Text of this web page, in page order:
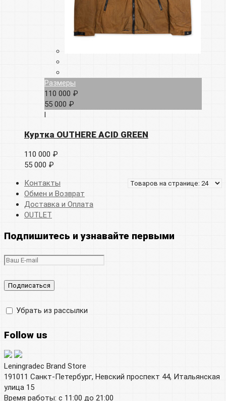
Размеры
110 000 ₽
55 000 ₽
Куртка OUTHERE ACID GREEN
110 000 ₽
55 000 ₽
Контакты
Обмен и Возврат
Доставка и Оплата
OUTLET
Подпишитесь и узнавайте первыми
Убрать из рассылки
Follow us
Leningradec Brand Store
191011 Санкт-Петербург, Невский проспект 44, Итальянская
улица 15
Время работы: с 11:00 до 21:00